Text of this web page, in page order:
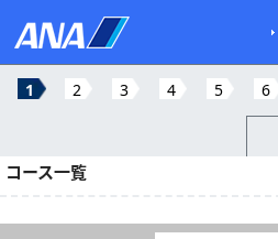
1 2 3 4 5 6
コース一覧